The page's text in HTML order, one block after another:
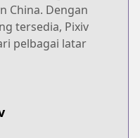
China. Dengan
tersedia, Pixiv
pelbagai latar